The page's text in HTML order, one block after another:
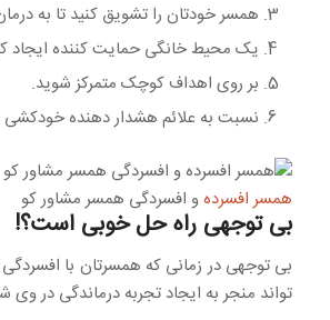
همسر خودتان را تشویق کنید تا به
یک محیط خانگی حمایت کننده ایجاد
بر روی اهداف کوچک متمرکز شوید.
نسبت به علائم هشدار دهنده خودکشی
همسر افسردهو افسردگی همسر مشاور کو
بی توجهی راه حل خوبی است؟!
بی توجهی در زمانی که همسرتان با
تواند منجر به ایجاد تجربه درماندگی در وی